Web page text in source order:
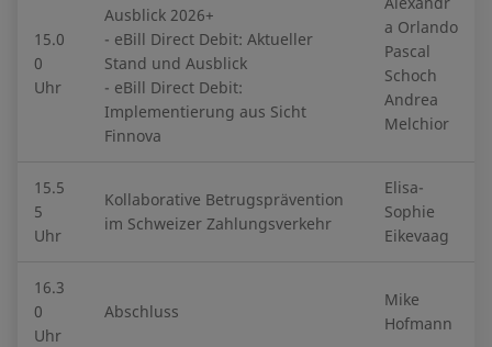
15.0
0
Uhr
Ausblick 2026+
- eBill Direct Debit: Aktueller
Stand und Ausblick
- eBill Direct Debit:
Implementierung aus Sicht
Finnova
a Orlando
Pascal
Schoch
Andrea
Melchior
15.5
5
Uhr
Kollaborative Betrugsprävention
im Schweizer Zahlungsverkehr
Elisa-
Sophie
Eikevaag
16.3
0
Uhr
Abschluss
Mike
Hofmann